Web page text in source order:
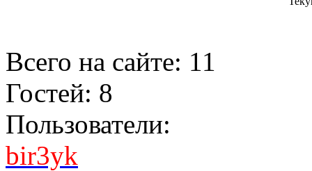
Всего на сайте: 11
Гостей: 8
Пользователи:
bir3yk